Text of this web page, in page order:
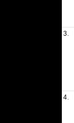
3.
4.